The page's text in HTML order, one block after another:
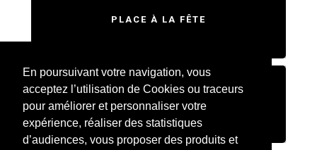
En poursuivant votre navigation, vous
acceptez l’utilisation de Cookies ou traceurs
pour améliorer et personnaliser votre
expérience, réaliser des statistiques
d’audiences, vous proposer des produits et
PLACE À LA FÊTE
SWEET HOME